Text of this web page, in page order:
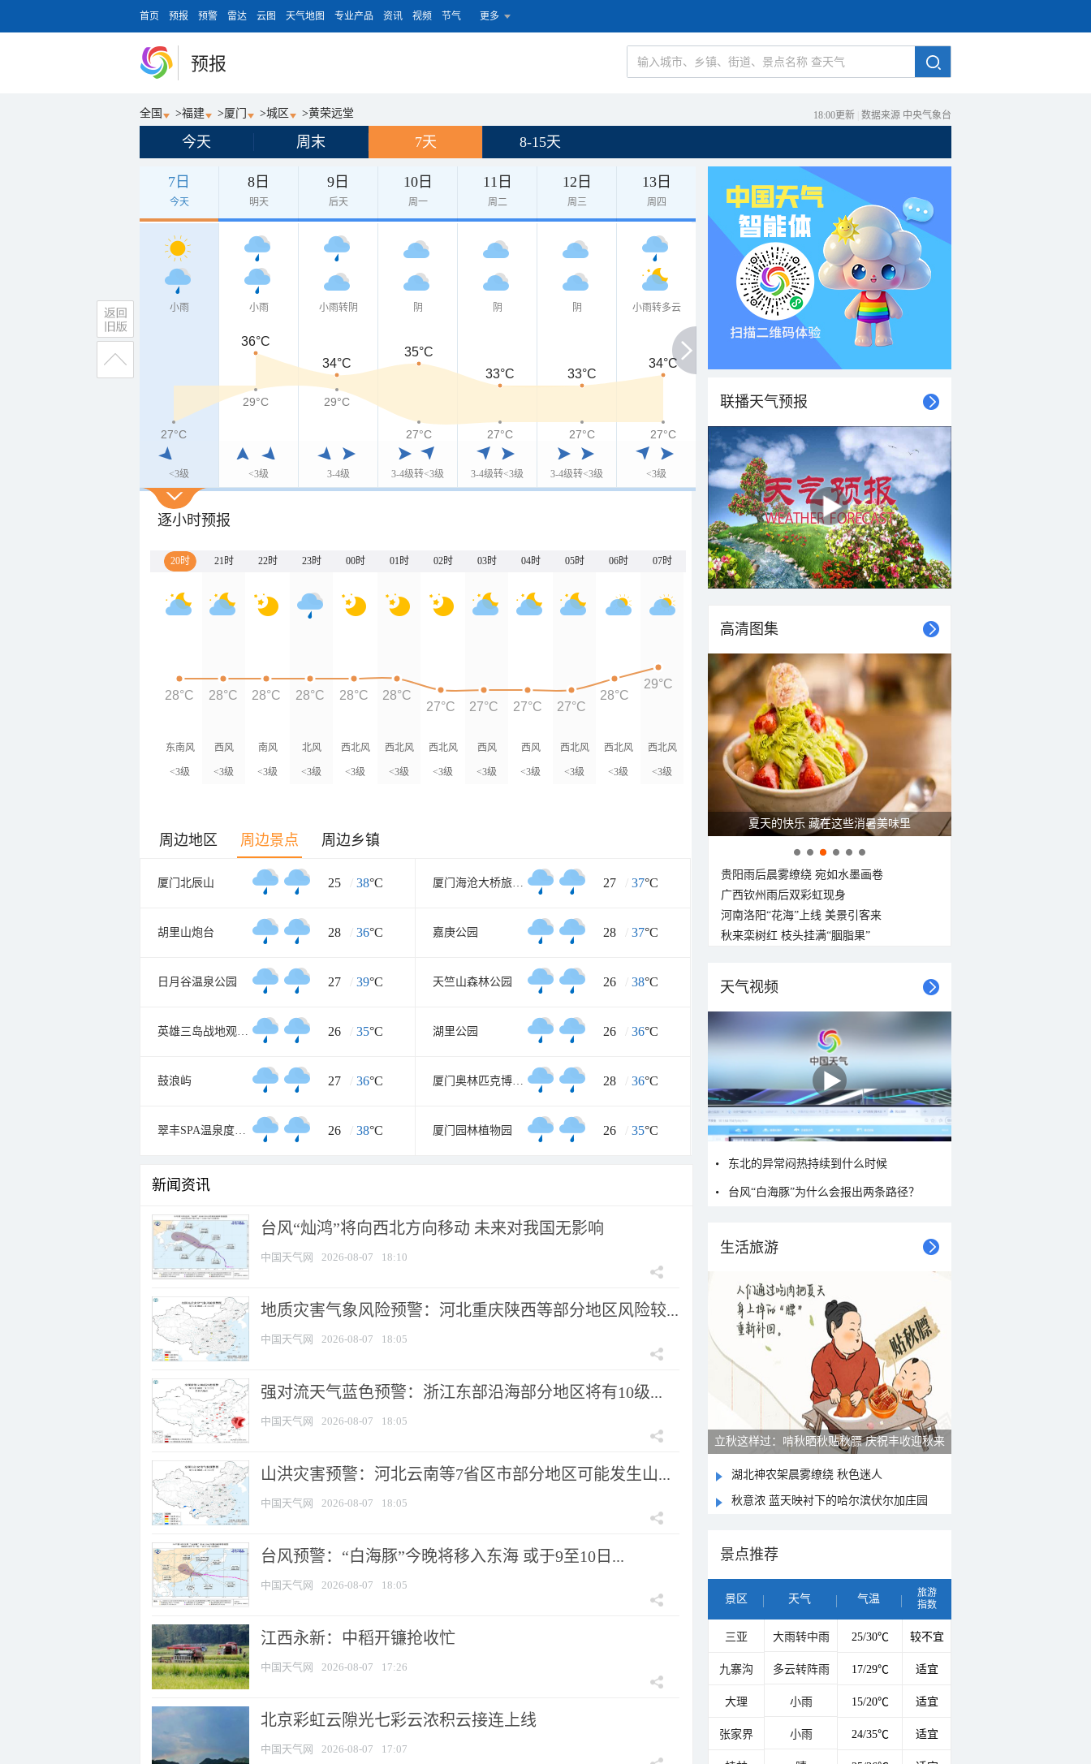
首页 预报 预警 雷达 云图 天气地图 专业产品 资讯 视频 节气 更多
预报
全国 >福建 >厦门 >城区 >黄荣远堂 18:00更新 数据来源 中央气象台
今天 周末 7天 8-15天
7日
今天
8日
明天
9日
后天
10日
周一
11日
周二
12日
周三
13日
周四
小雨
<3级
小雨
<3级
小雨转阴
3-4级
阴
3-4级转<3级
阴
3-4级转<3级
阴
3-4级转<3级
小雨转多云
<3级
36°C
34°C
35°C
33°C
33°C
34°C
27°C
29°C 29°C
27°C 27°C 27°C 27°C
逐小时预报
20时 21时 22时 23时 00时 01时 02时 03时 04时 05时 06时 07时
东南风
<3级
西风
<3级
南风
<3级
北风
<3级
西北风
<3级
西北风
<3级
西北风
<3级
西风
<3级
西风
<3级
西北风
<3级
西北风
<3级
西北风
<3级
28°C 28°C 28°C 28°C 28°C
28°C
27°C
27°C 27°C 27°C
28°C
29°C
周边地区 周边景点 周边乡镇
厦门北辰山 25 / 38°C 厦门海沧大桥旅游区 27 / 37°C
胡里山炮台 28 / 36°C 嘉庚公园 28 / 37°C
日月谷温泉公园 27 / 39°C 天竺山森林公园 26 / 38°C
英雄三岛战地观光园 26 / 35°C 湖里公园 26 / 36°C
鼓浪屿 27 / 36°C 厦门奥林匹克博物馆 28 / 36°C
翠丰SPA温泉度假村 26 / 38°C 厦门园林植物园 26 / 35°C
新闻资讯
台风“灿鸿”将向西北方向移动 未来对我国无影响
中国天气网 2026-08-07 18:10
地质灾害气象风险预警：河北重庆陕西等部分地区风险较...
中国天气网 2026-08-07 18:05
强对流天气蓝色预警：浙江东部沿海部分地区将有10级...
中国天气网 2026-08-07 18:05
山洪灾害预警：河北云南等7省区市部分地区可能发生山...
中国天气网 2026-08-07 18:05
台风预警：“白海豚”今晚将移入东海 或于9至10日...
中国天气网 2026-08-07 18:05
江西永新：中稻开镰抢收忙
中国天气网 2026-08-07 17:26
北京彩虹云隙光七彩云浓积云接连上线
中国天气网 2026-08-07 17:07
联播天气预报
高清图集
夏天的快乐 藏在这些消暑美味里
贵阳雨后晨雾缭绕 宛如水墨画卷
广西钦州雨后双彩虹现身
河南洛阳“花海”上线 美景引客来
秋来栾树红 枝头挂满“胭脂果”
天气视频
东北的异常闷热持续到什么时候
台风“白海豚”为什么会报出两条路径？
生活旅游
立秋这样过：啃秋晒秋贴秋膘 庆祝丰收迎秋来
湖北神农架晨雾缭绕 秋色迷人
秋意浓 蓝天映衬下的哈尔滨伏尔加庄园
景点推荐
景区 天气 气温
旅游
指数
三亚 大雨转中雨 25/30℃ 较不宜
九寨沟 多云转阵雨 17/29℃ 适宜
大理 小雨 15/20℃ 适宜
张家界 小雨 24/35℃ 适宜